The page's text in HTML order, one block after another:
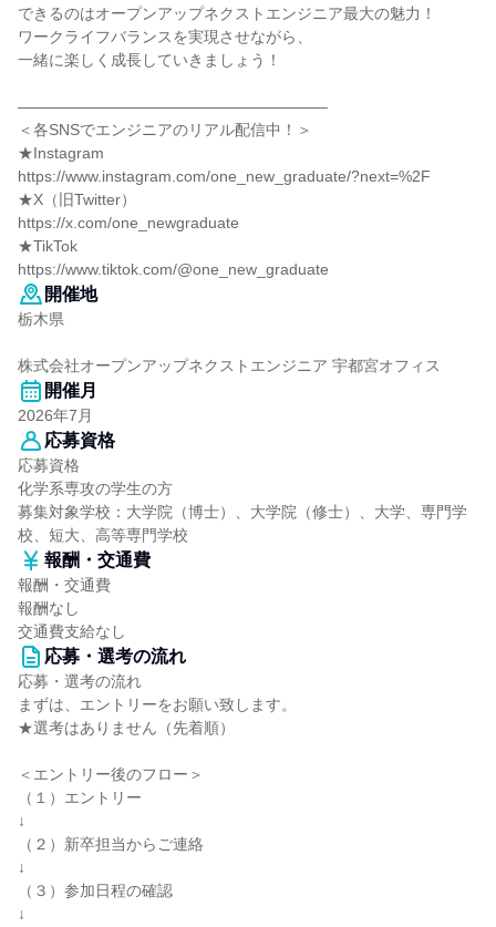
できるのはオープンアップネクストエンジニア最大の魅力！
ワークライフバランスを実現させながら、
一緒に楽しく成長していきましょう！
――――――――――――――――――――
＜各SNSでエンジニアのリアル配信中！＞
★Instagram
https://www.instagram.com/one_new_graduate/?next=%2F
★X（旧Twitter）
https://x.com/one_newgraduate
★TikTok
https://www.tiktok.com/@one_new_graduate
開催地
栃木県
株式会社オープンアップネクストエンジニア 宇都宮オフィス
開催月
2026年7月
応募資格
応募資格
化学系専攻の学生の方
募集対象学校：大学院（博士）、大学院（修士）、大学、専門学
校、短大、高等専門学校
報酬・交通費
報酬・交通費
報酬なし
交通費支給なし
応募・選考の流れ
応募・選考の流れ
まずは、エントリーをお願い致します。
★選考はありません（先着順）
＜エントリー後のフロー＞
（１）エントリー
↓
（２）新卒担当からご連絡
↓
（３）参加日程の確認
↓